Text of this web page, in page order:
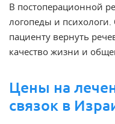
В постоперационной
логопеды и
пациенту вернуть
качество жизни и
Цены на
связок в